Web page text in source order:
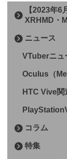
【2023年6
XRHMD・
ニュース
VTuberニュ
Oculus（
HTC Vive関
コラム
特集